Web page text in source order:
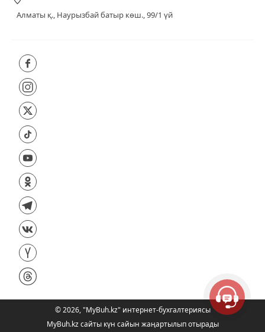
Алматы қ., Наурызбай батыр көш., 99/1 үй
©2026,"MyBuh.kz" интернет-бухгалтериясы
MyBuh.kz сайты күн сайын жаңартылып отырады